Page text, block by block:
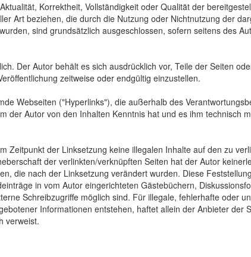
Korrektheit, Vollständigkeit oder Qualität der
Art beziehen, die durch die Nutzung oder Nichtnutzung der
sind grundsätzlich ausgeschlossen, sofern seitens des
Der Autor behält es sich ausdrücklich vor, Teile der Seiten
zeitweise oder endgültig einzustellen.
Webseiten ("Hyperlinks"), die außerhalb des
der Autor von den Inhalten Kenntnis hat und es ihm technisch
Zeitpunkt der Linksetzung keine illegalen Inhalte auf den zu
der verlinkten/verknüpften Seiten hat der Autor
die nach der Linksetzung verändert wurden. Diese
in vom Autor eingerichteten Gästebüchern,
Schreibzugriffe möglich sind. Für illegale, fehlerhafte oder
Informationen entstehen, haftet allein der Anbieter der
verweist.